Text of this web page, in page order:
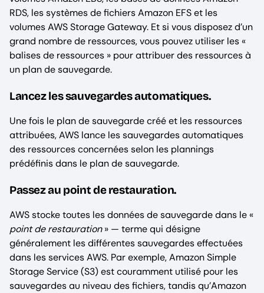
RDS, les systèmes de fichiers Amazon EFS et les
volumes AWS Storage Gateway. Et si vous disposez d’un
grand nombre de ressources, vous pouvez utiliser les «
balises de ressources » pour attribuer des ressources à
un plan de sauvegarde.
Lancez les sauvegardes automatiques.
Une fois le plan de sauvegarde créé et les ressources
attribuées, AWS lance les sauvegardes automatiques
des ressources concernées selon les plannings
prédéfinis dans le plan de sauvegarde.
‍Passez au point de restauration.
AWS stocke toutes les données de sauvegarde dans le «
point de restauration» — terme qui désigne
généralement les différentes sauvegardes effectuées
dans les services AWS. Par exemple, Amazon Simple
Storage Service (S3) est couramment utilisé pour les
sauvegardes au niveau des fichiers, tandis qu’Amazon